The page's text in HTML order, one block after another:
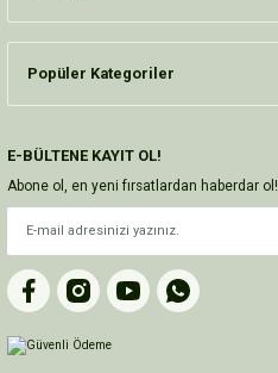
Popüler Kategoriler
E-BÜLTENE KAYIT OL!
Abone ol, en yeni fırsatlardan haberdar ol!